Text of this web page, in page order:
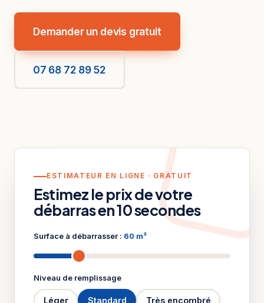
Demander un devis gratuit
07 68 72 89 52
ESTIMATEUR EN LIGNE · GRATUIT
Estimez le prix de votre
débarras en 10 secondes
Surface à débarrasser : 60 m²
Niveau de remplissage
Léger Standard Très encombré